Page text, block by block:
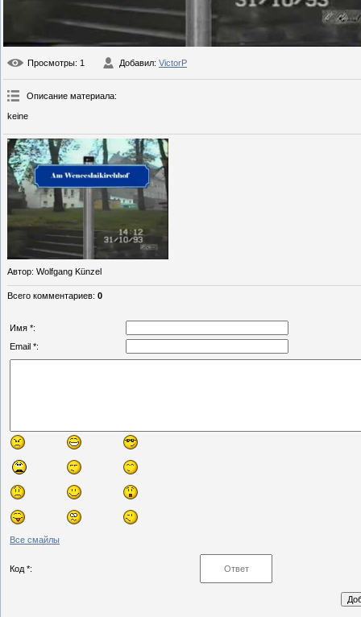
Просмотры: 1 Добавил: VictorP
Описание материала:
keine
Автор: Wolfgang Künzel
Всего комментариев: 0
Имя *:
Email *:
Все смайлы
Код *: